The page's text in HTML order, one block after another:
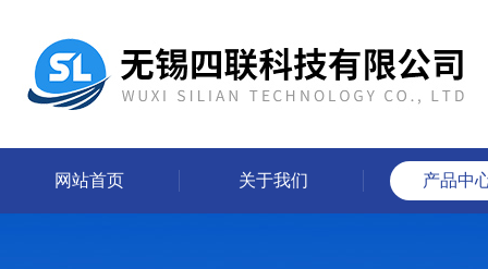
网站首页 关于我们 产品中